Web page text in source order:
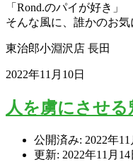
「Rond.のパイが好き」
そんな風に、誰かのお気
東治郎小淵沢店 長田
2022年11月10日
人を虜にさせる
公開済み: 2022年11
更新: 2022年11月14